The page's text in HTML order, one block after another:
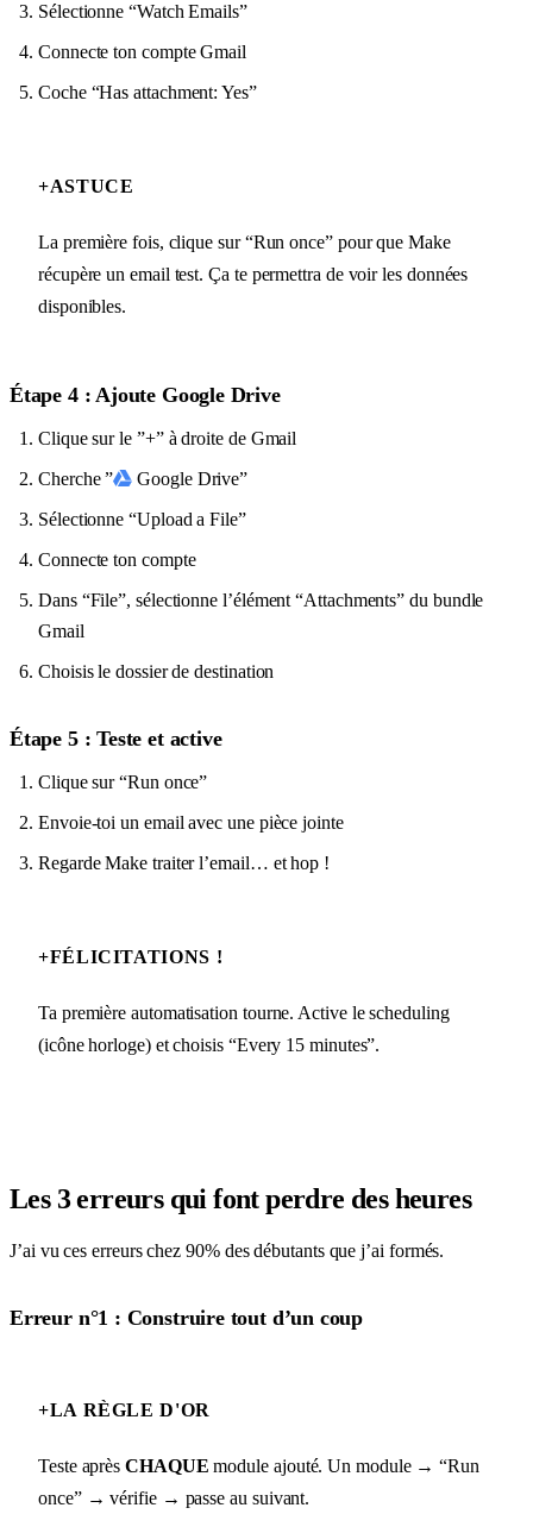
Sélectionne “Watch Emails”
Connecte ton compte Gmail
Coche “Has attachment: Yes”
+ASTUCE
La première fois, clique sur “Run once” pour que Make
récupère un email test. Ça te permettra de voir les données
disponibles.
Étape 4 : Ajoute Google Drive
Clique sur le ”+” à droite de Gmail
Cherche ”
Google Drive”
Sélectionne “Upload a File”
Connecte ton compte
Dans “File”, sélectionne l’élément “Attachments” du bundle
Gmail
Choisis le dossier de destination
Étape 5 : Teste et active
Clique sur “Run once”
Envoie-toi un email avec une pièce jointe
Regarde Make traiter l’email… et hop !
+FÉLICITATIONS !
Ta première automatisation tourne. Active le scheduling
(icône horloge) et choisis “Every 15 minutes”.
Les 3 erreurs qui font perdre des heures
J’ai vu ces erreurs chez 90% des débutants que j’ai formés.
Erreur n°1 : Construire tout d’un coup
+LA RÈGLE D'OR
Teste aprèsCHAQUE module ajouté. Un module → “Run
once” → vérifie → passe au suivant.